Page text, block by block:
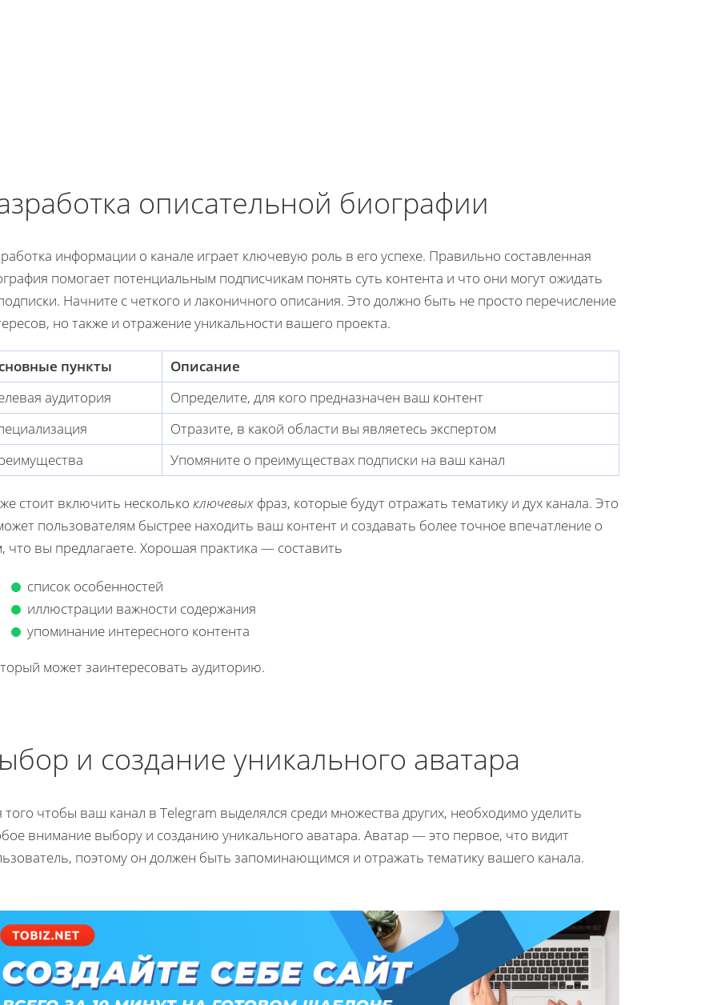
описательной биографии
информации о канале играет ключевую роль в его успехе. Правильно составленная
помогает потенциальным подписчикам понять суть контента и что они могут ожидать
Начните с четкого и лаконичного описания. Это должно быть не просто перечисление
но также и отражение уникальности вашего проекта.
пункты
Описание
аудитория
Определите, для кого предназначен ваш контент
Отразите, в какой области вы являетесь экспертом
Упомяните о преимуществах подписки на ваш канал
стоит включить несколько ключевых фраз, которые будут отражать тематику и дух канала. Это
пользователям быстрее находить ваш контент и создавать более точное впечатление о
что вы предлагаете. Хорошая практика — составить
список особенностей
иллюстрации важности содержания
упоминание интересного контента
может заинтересовать аудиторию.
и создание уникального аватара
того чтобы ваш канал в Telegram выделялся среди множества других, необходимо уделить
внимание выбору и созданию уникального аватара. Аватар — это первое, что видит
поэтому он должен быть запоминающимся и отражать тематику вашего канала.